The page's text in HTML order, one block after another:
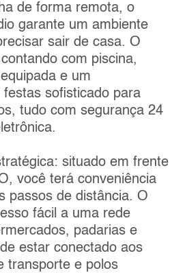
de forma remota, o
garante um ambiente
sair de casa. O
com piscina,
e um
festas sofisticado para
tudo com segurança 24
situado em frente
você terá conveniência
passos de distância. O
fácil a uma rede
padarias e
estar conectado aos
transporte e polos